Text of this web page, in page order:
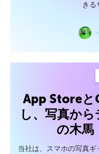
きる
App Storeと
し、写真か
の木馬
当社は、スマホの写真